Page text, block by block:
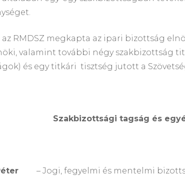
RMDSZ megkapta az ipari bizottság
valamint további négy szakbizottság
és egy titkári tisztség jutott a
Szakbizottsági tagság és
– Jogi, fegyelmi és mentelmi